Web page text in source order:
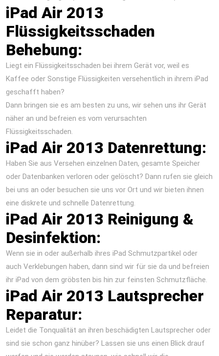
iPad Air 2013
Flüssigkeitsschaden
Behebung:
Liegt ein Flüssigkeitsschaden bei ihrem Gerät vor, weil es
Kaffee oder Sonstige Flüssigkeiten versehentlich in ihrem iPad
geschafft haben?
Dann bringen sie es am besten zu uns, wir sehen uns ihr Gerät
näher an und befreien es vom verursachten
Flüssigkeitsschaden.
iPad Air 2013 Datenrettung:
Haben Sie aus Versehen einzelnen Daten, gesamte Speicher
oder Datenbanken verloren oder gelöscht? Dann rufen sie gleich
bei uns an oder besuchen sie uns vor Ort und wir bieten ihnen
eine diskrete und schnelle Datenrettung.
iPad Air 2013 Reinigung &
Desinfektion:
Wenn sie in oder außerhalb ihres iPad Schmutzpartikel oder
auch Verklebungen haben, dann sind wir für sie da und befreien
ihr iPad von dem gröbsten bis hin zur feinsten Schmutzfläche.
iPad Air 2013 Lautsprecher
Reparatur:
Leidet die Tonqualität an ihren beschädigten Lautsprecher oder
sind sie schon ganz hinüber? Lassen sie uns einen Blick drauf